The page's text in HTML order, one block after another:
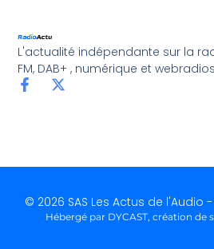
L'actualité indépendante sur la
FM, DAB+ , numérique et
© 2026 SAS Les Actus de l'Audio
Hébergé par DYCAST, création de